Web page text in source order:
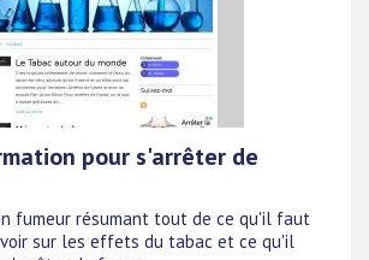
pour s'arrêter de
fumeur résumant tout de ce qu'il faut
sur les effets du tabac et ce qu'il